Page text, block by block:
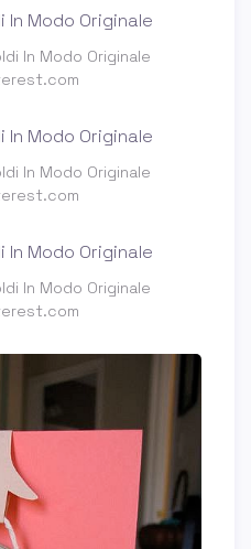
In Modo Originale
In Modo Originale
In Modo Originale